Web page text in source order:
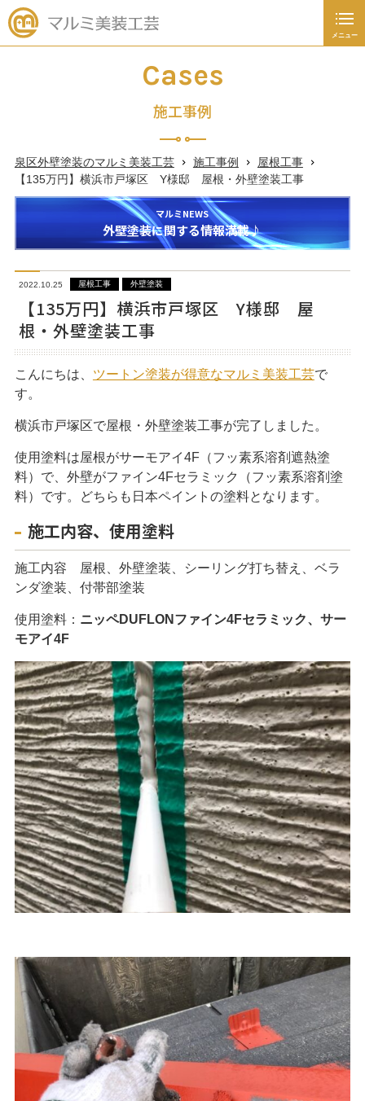
メニュー
閉じる
未分類
塗装あれこれ豆知識
045-392-4936
日～土曜日
9：00～19：00
Cases
施工事例
泉区外壁塗装のマルミ美装工芸 施工事例
屋根工事
【135万円】横浜市戸塚区 Y様邸 屋根・外壁塗装工事
価格入り施工事例
マルミの施工事例を価格入りで紹介します！
2022.10.25 屋根工事 外壁塗装
【135万円】横浜市戸塚区 Y様邸 屋
根・外壁塗装工事
こんにちは、 ツートン塗装が得意なマルミ美装工芸で
す。
横浜市戸塚区で屋根・外壁塗装工事が完了しました。
使用塗料は屋根がサーモアイ4F（フッ素系溶剤遮熱塗
料）で、外壁がファイン4Fセラミック（フッ素系溶剤塗
料）です。どちらも日本ペイントの塗料となります。
施工内容、使用塗料
施工内容 屋根、外壁塗装、シーリング打ち替え、ベラ
ンダ塗装、付帯部塗装
使用塗料： ニッペDUFLONファイン4Fセラミック、サー
モアイ4F